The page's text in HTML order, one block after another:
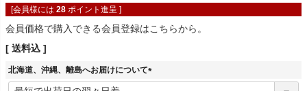
[会員様には 28 ポイント進呈 ]
会員価格で購入できる会員登録はこちらから。
送料込
北海道、沖縄、離島へお届けについて
(